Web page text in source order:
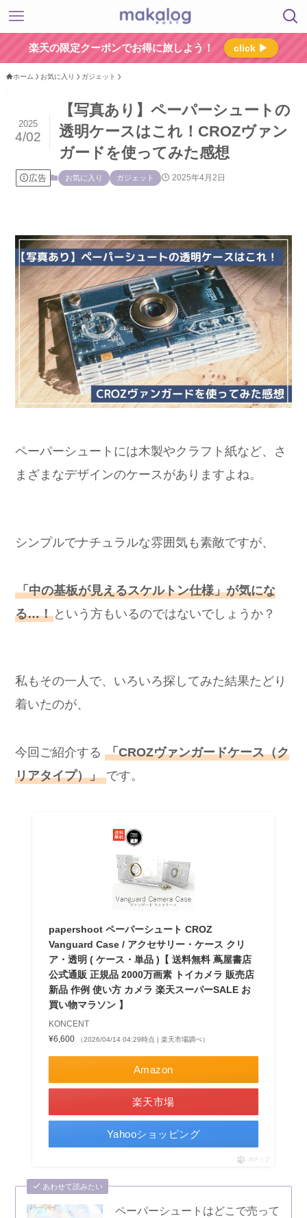
楽天の限定クーポンでお得に旅しよう！ click ▶
ホーム お気に入り ガジェット
【写真あり】ペーパーシュートの
透明ケースはこれ！CROZヴァン
ガードを使ってみた感想
2025
4/02
広告 お気に入り ガジェット 2025年4月2日
ペーパーシュートには木製やクラフト紙など、さ
まざまなデザインのケースがありますよね。
シンプルでナチュラルな雰囲気も素敵ですが、
「中の基板が見えるスケルトン仕様」が気にな
る…！ という方もいるのではないでしょうか？
私もその一人で、いろいろ探してみた結果たどり
着いたのが、
今回ご紹介する「CROZヴァンガードケース（ク
リアタイプ）」 です。
papershoot ペーパーシュート CROZ
Vanguard Case / アクセサリー・ケース クリ
ア・透明 ( ケース・単品 )【 送料無料 蔦屋書店
公式通販 正規品 2000万画素 トイカメラ 販売店
新品 作例 使い方 カメラ 楽天スーパーSALE お
買い物マラソン 】
KONCENT
¥6,600
（2026/04/14 04:29時点 | 楽天市場調べ）
Amazon
楽天市場
Yahooショッピング
ポチップ
あわせて読みたい
ペーパーシュートはどこで売って